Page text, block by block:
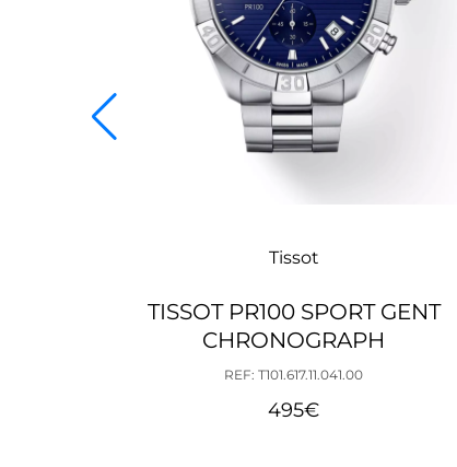
Tissot
TISSOT PR100 SPORT GENT
CHRONOGRAPH
REF: T101.617.11.041.00
495€